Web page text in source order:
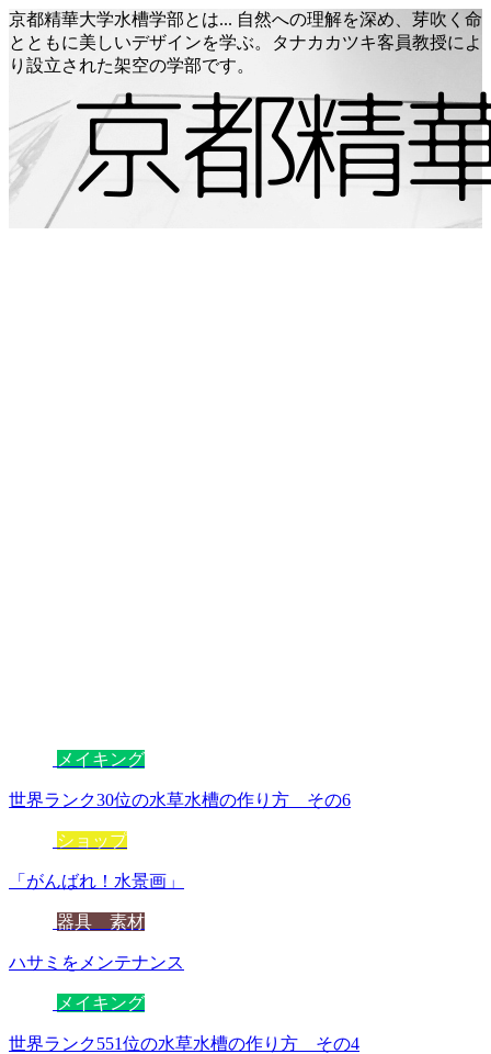
京都精華大学水槽学部とは... 自然への理解を深め、芽吹く命
とともに美しいデザインを学ぶ。タナカカツキ客員教授によ
り設立された架空の学部です。
メイキング
世界ランク30位の水草水槽の作り方 その6
ショップ
「がんばれ！水景画」
器具 素材
ハサミをメンテナンス
メイキング
世界ランク551位の水草水槽の作り方 その4